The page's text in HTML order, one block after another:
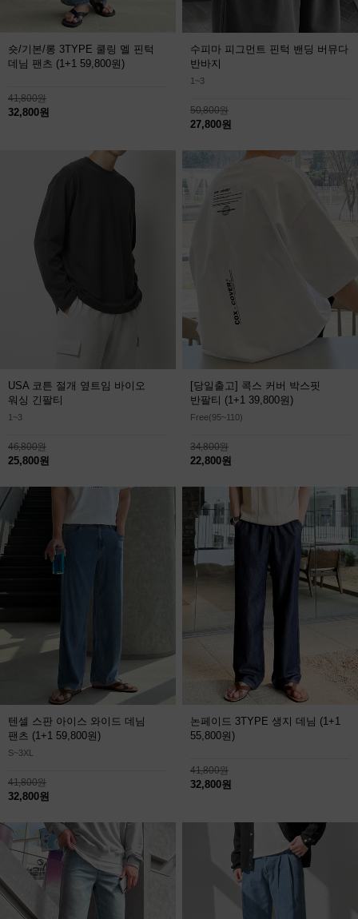
숏/기본/롱 3TYPE 쿨링 멜 핀턱
데님 팬츠 (1+1 59,800원)
41,800원
32,800원
수피마 피그먼트 핀턱 밴딩 버뮤다
반바지
1~3
50,800원
27,800원
USA 코튼 절개 옆트임 바이오
워싱 긴팔티
1~3
46,800원
25,800원
[당일출고] 콕스 커버 박스핏
반팔티 (1+1 39,800원)
Free(95~110)
34,800원
22,800원
텐셀 스판 아이스 와이드 데님
팬츠 (1+1 59,800원)
S~3XL
41,800원
32,800원
논페이드 3TYPE 생지 데님 (1+1
55,800원)
41,800원
32,800원